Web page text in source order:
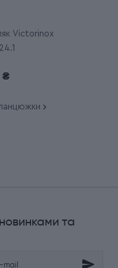
Victorinox
₴
та